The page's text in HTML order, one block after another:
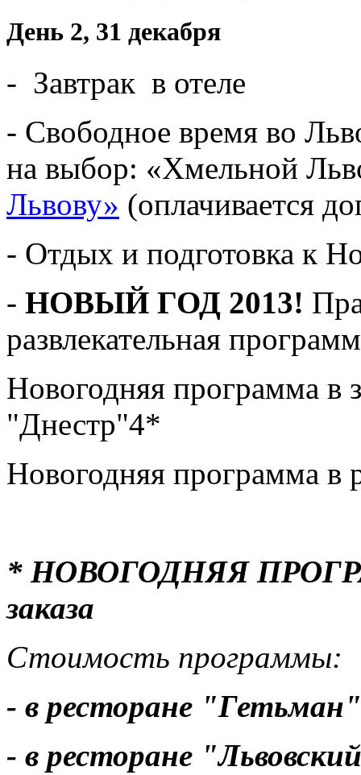
День 2, 31 декабря
- Завтрак в отеле
- Свободное время во
на выбор: «Хмельной
Львову» (оплачивается
- Отдых и подготовка к
- НОВЫЙ ГОД 2013!
развлекательная
Новогодняя программа в
"Днестр"4*
Новогодняя программа в
* НОВОГОДНЯЯ
заказа
Стоимость программы:
- в ресторане
- в ресторане